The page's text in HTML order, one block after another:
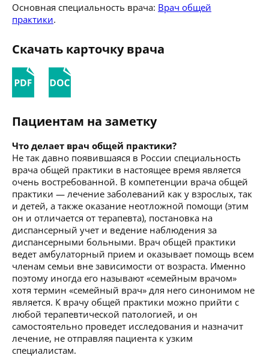
Основная специальность врача: Врач общей
практики.
Скачать карточку врача
Пациентам на заметку
Что делает врач общей практики?
Не так давно появившаяся в России специальность
врача общей практики в настоящее время является
очень востребованной. В компетенции врача общей
практики — лечение заболеваний как у взрослых, так
и детей, а также оказание неотложной помощи (этим
он и отличается от терапевта), постановка на
диспансерный учет и ведение наблюдения за
диспансерными больными. Врач общей практики
ведет амбулаторный прием и оказывает помощь всем
членам семьи вне зависимости от возраста. Именно
поэтому иногда его называют «семейным врачом»
хотя термин «семейный врач» для него синонимом не
является. К врачу общей практики можно прийти с
любой терапевтической патологией, и он
самостоятельно проведет исследования и назначит
лечение, не отправляя пациента к узким
специалистам.